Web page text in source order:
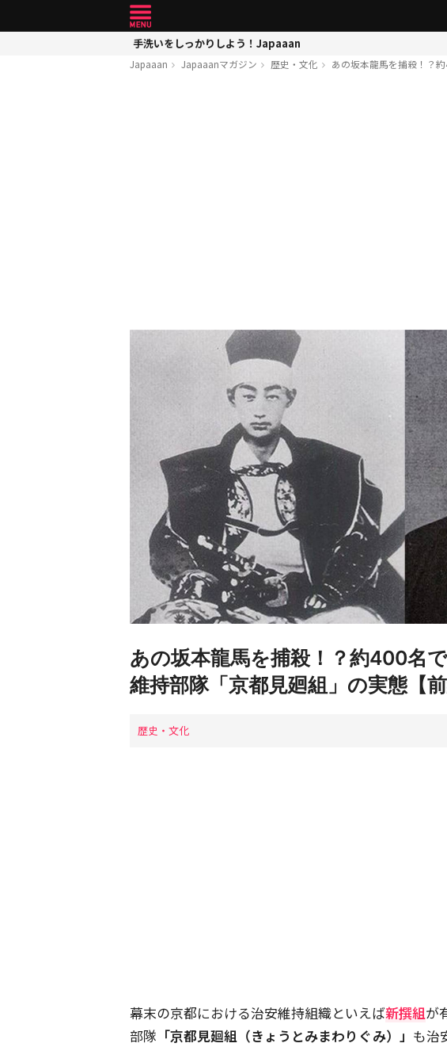
手洗いをしっかりしよう！Japaaan
Japaaan Japaaanマガジン 歴史・文化 あの坂本龍馬を捕殺！？
あの坂本龍馬を捕殺！？約400名
維持部隊「京都見廻組」の実態【前
歴史・文化
幕末の京都における治安維持組織といえば新撰組が
部隊 「京都見廻組（きょうとみまわりぐみ）」 も治